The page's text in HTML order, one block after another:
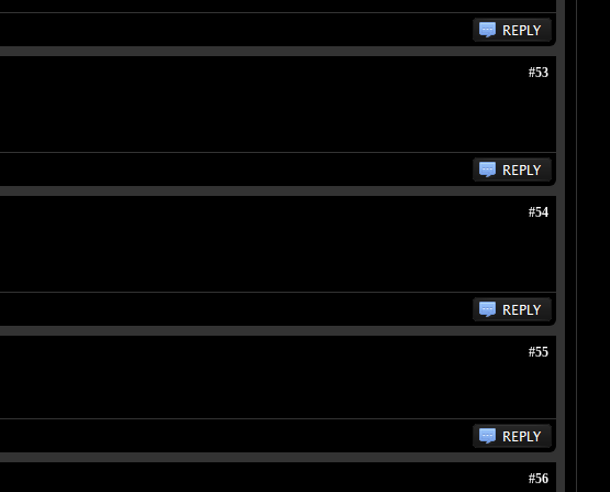
#53
#54
#55
#56